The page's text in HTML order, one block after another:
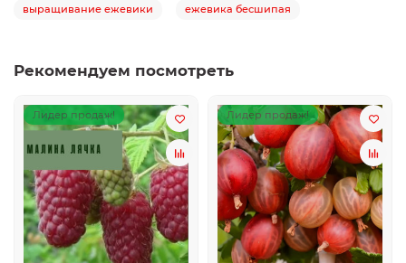
выращивание ежевики ежевика бесшипая
Рекомендуем посмотреть
Лидер продаж! Лидер продаж!